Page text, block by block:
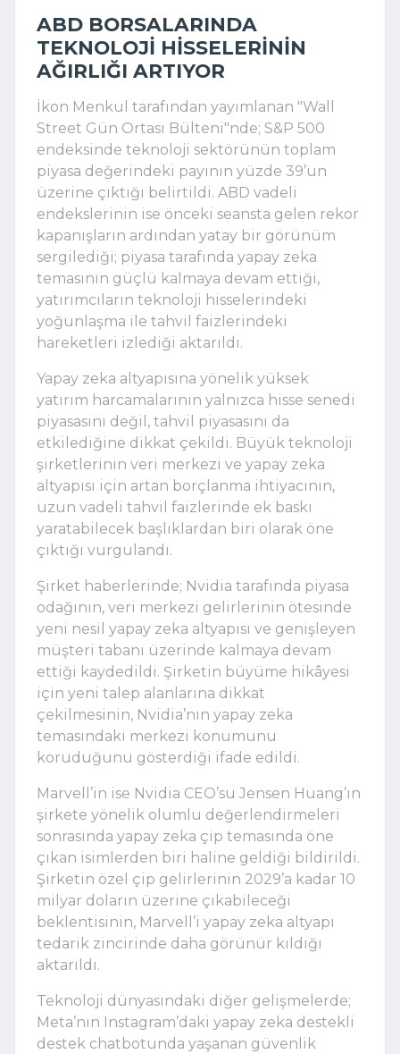
ABD BORSALARINDA
TEKNOLOJI HISSELERININ
AĞIRLIĞI ARTIYOR
İkon Menkul tarafından yayımlanan "Wall
Street Gün Ortası Bülteni"nde; S&P 500
endeksinde teknoloji sektörünün toplam
piyasa değerindeki payının yüzde 39’un
üzerine çıktığı belirtildi. ABD vadeli
endekslerinin ise önceki seansta gelen rekor
kapanışların ardından yatay bir görünüm
sergilediği; piyasa tarafında yapay zeka
temasının güçlü kalmaya devam ettiği,
yatırımcıların teknoloji hisselerindeki
yoğunlaşma ile tahvil faizlerindeki
hareketleri izlediği aktarıldı.
Yapay zeka altyapısına yönelik yüksek
yatırım harcamalarının yalnızca hisse senedi
piyasasını değil, tahvil piyasasını da
etkilediğine dikkat çekildi. Büyük teknoloji
şirketlerinin veri merkezi ve yapay zeka
altyapısı için artan borçlanma ihtiyacının,
uzun vadeli tahvil faizlerinde ek baskı
yaratabilecek başlıklardan biri olarak öne
çıktığı vurgulandı.
Şirket haberlerinde; Nvidia tarafında piyasa
odağının, veri merkezi gelirlerinin ötesinde
yeni nesil yapay zeka altyapısı ve genişleyen
müşteri tabanı üzerinde kalmaya devam
ettiği kaydedildi. Şirketin büyüme hikâyesi
için yeni talep alanlarına dikkat
çekilmesinin, Nvidia’nın yapay zeka
temasındaki merkezi konumunu
koruduğunu gösterdiği ifade edildi.
Marvell’in ise Nvidia CEO’su Jensen Huang’ın
şirkete yönelik olumlu değerlendirmeleri
sonrasında yapay zeka çip temasında öne
çıkan isimlerden biri haline geldiği bildirildi.
Şirketin özel çip gelirlerinin 2029’a kadar 10
milyar doların üzerine çıkabileceği
beklentisinin, Marvell’i yapay zeka altyapı
tedarik zincirinde daha görünür kıldığı
aktarıldı.
Teknoloji dünyasındaki diğer gelişmelerde;
Meta’nın Instagram’daki yapay zeka destekli
destek chatbotunda yaşanan güvenlik